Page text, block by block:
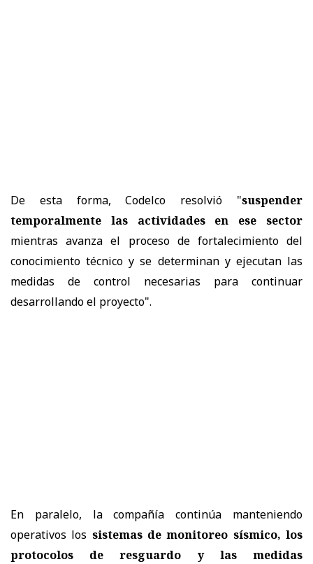
De esta forma, Codelco resolvió "suspender
temporalmente las actividades en ese sector
mientras avanza el proceso de fortalecimiento del
conocimiento técnico y se determinan y ejecutan las
medidas de control necesarias para continuar
desarrollando el proyecto".
En paralelo, la compañía continúa manteniendo
operativos los sistemas de monitoreo sísmico, los
protocolos de resguardo y las medidas